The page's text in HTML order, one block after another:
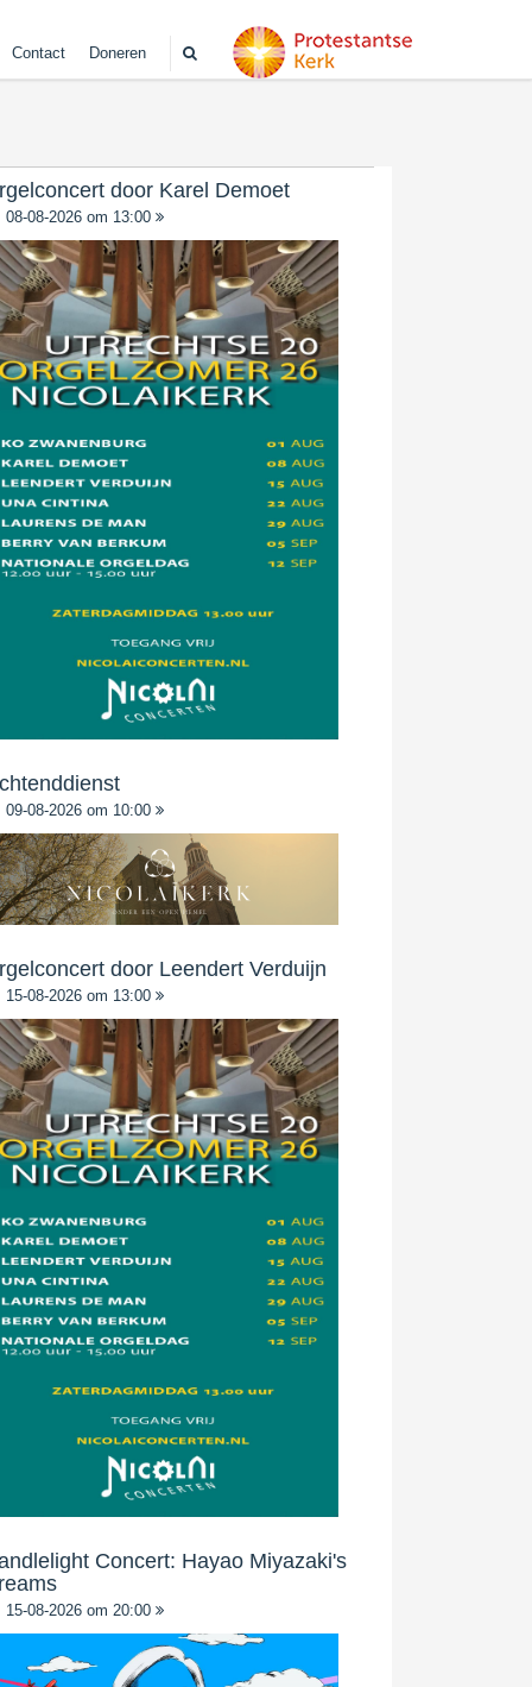
Contact Doneren
door Karel Demoet
08-08-2026 om 13:00
09-08-2026 om 10:00
door Leendert Verduijn
15-08-2026 om 13:00
Concert: Hayao Miyazaki's
15-08-2026 om 20:00